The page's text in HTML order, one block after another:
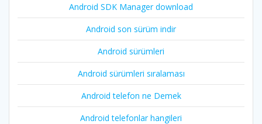
Android SDK Manager download
Android son sürüm indir
Android sürümleri
Android sürümleri sıralaması
Android telefon ne Demek
Android telefonlar hangileri